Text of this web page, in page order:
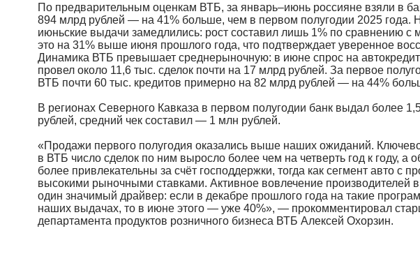
По предварительным оценкам ВТБ, за январь–июнь россияне взяли в
894 млрд рублей — на 41% больше, чем в первом полугодии 2025 года.
июньские выдачи замедлились: рост составил лишь 1% по сравнению
это на 31% выше июня прошлого года, что подтверждает уверенное
Динамика ВТБ превышает среднерыночную: в июне спрос на
провел около 11,6 тыс. сделок почти на 17 млрд рублей. За первое
ВТБ почти 60 тыс. кредитов примерно на 82 млрд рублей — на 44%
В регионах Северного Кавказа в первом полугодии банк выдал более
рублей, средний чек составил — 1 млн рублей.
«Продажи первого полугодия оказались выше наших ожиданий.
в ВТБ число сделок по ним выросло более чем на четверть год к году,
более привлекательны за счёт господдержки, тогда как сегмент авто с
высокими рыночными ставками. Активное вовлечение производителей
один значимый драйвер: если в декабре прошлого года на такие
наших выдачах, то в июне этого — уже 40%», — прокомментировал
департамента продуктов розничного бизнеса ВТБ Алексей Охорзин.